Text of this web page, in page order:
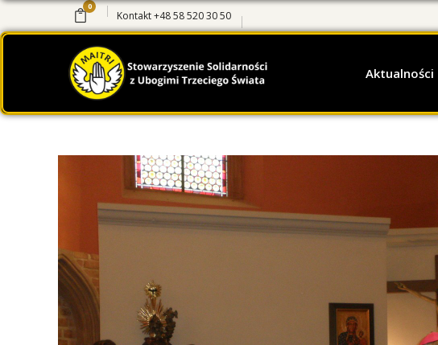
Kontakt+48 58 520 30 50
0
Aktualności